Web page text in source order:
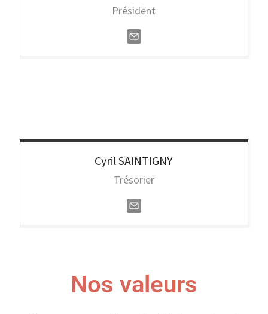
Président
CyrilSAINTIGNY
Trésorier
Nos valeurs